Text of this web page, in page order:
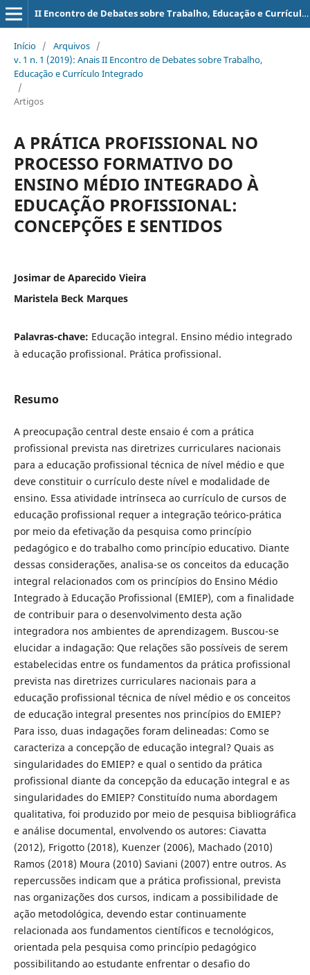
II Encontro de Debates sobre Trabalho, Educação e Currículo Integrado
Início / Arquivos /
v. 1 n. 1 (2019): Anais II Encontro de Debates sobre Trabalho,
Educação e Currículo Integrado
/
Artigos
A PRÁTICA PROFISSIONAL NO
PROCESSO FORMATIVO DO
ENSINO MÉDIO INTEGRADO À
EDUCAÇÃO PROFISSIONAL:
CONCEPÇÕES E SENTIDOS
Josimar de Aparecido Vieira
Maristela Beck Marques
Palavras-chave: Educação integral. Ensino médio integrado
à educação profissional. Prática profissional.
Resumo
A preocupação central deste ensaio é com a prática
profissional prevista nas diretrizes curriculares nacionais
para a educação profissional técnica de nível médio e que
deve constituir o currículo deste nível e modalidade de
ensino. Essa atividade intrínseca ao currículo de cursos de
educação profissional requer a integração teórico-prática
por meio da efetivação da pesquisa como princípio
pedagógico e do trabalho como princípio educativo. Diante
dessas considerações, analisa-se os conceitos da educação
integral relacionados com os princípios do Ensino Médio
Integrado à Educação Profissional (EMIEP), com a finalidade
de contribuir para o desenvolvimento desta ação
integradora nos ambientes de aprendizagem. Buscou-se
elucidar a indagação: Que relações são possíveis de serem
estabelecidas entre os fundamentos da prática profissional
prevista nas diretrizes curriculares nacionais para a
educação profissional técnica de nível médio e os conceitos
de educação integral presentes nos princípios do EMIEP?
Para isso, duas indagações foram delineadas: Como se
caracteriza a concepção de educação integral? Quais as
singularidades do EMIEP? e qual o sentido da prática
profissional diante da concepção da educação integral e as
singularidades do EMIEP? Constituído numa abordagem
qualitativa, foi produzido por meio de pesquisa bibliográfica
e análise documental, envolvendo os autores: Ciavatta
(2012), Frigotto (2018), Kuenzer (2006), Machado (2010)
Ramos (2018) Moura (2010) Saviani (2007) entre outros. As
repercussões indicam que a prática profissional, prevista
nas organizações dos cursos, indicam a possibilidade de
ação metodológica, devendo estar continuamente
relacionada aos fundamentos científicos e tecnológicos,
orientada pela pesquisa como princípio pedagógico
possibilitando ao estudante enfrentar o desafio do